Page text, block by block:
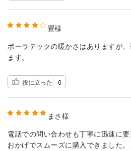
畳様
ポーラテックの暖かさはありますが
ます。
役に立った 0
まさ様
電話での問い合わせも丁寧に迅速に
おかげでスムーズに購入できました